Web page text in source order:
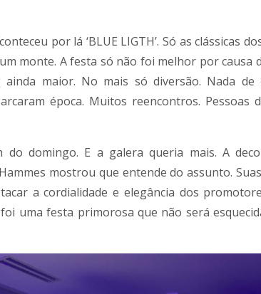
por lá ‘BLUE LIGTH’. Só as clássicas
monte. A festa só não foi melhor por causa
maior. No mais só diversão. Nada de
época. Muitos reencontros. Pessoas
domingo. E a galera queria mais. A
mostrou que entende do assunto.
a cordialidade e elegância dos
uma festa primorosa que não será